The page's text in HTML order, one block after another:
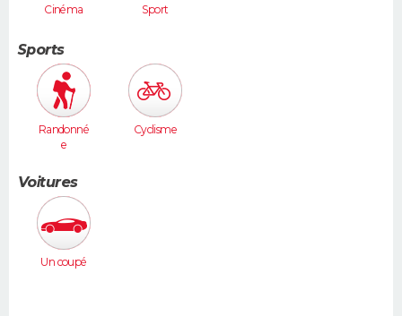
Cinéma Sport
Sports
Randonné
e
Cyclisme
Voitures
Un coupé